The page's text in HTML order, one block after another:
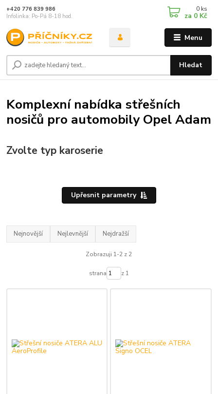
Menu
Hledat
+420 776 839 986
Infolinka: Po-Pá 8-18 hod.
0 ks
za 0 Kč
Komplexní nabídka střešních
nosičů pro automobily Opel Adam
Zvolte typ karoserie
Upřesnit parametry
Nejnovější Nejlevnější Nejdražší
Zobrazuji 1-2 z 2
strana z 1